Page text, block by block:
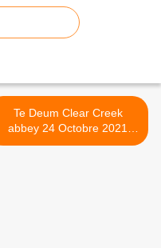
Te Deum Clear Creek
abbey 24 Octobre 2021
ordinations sacerdotale et